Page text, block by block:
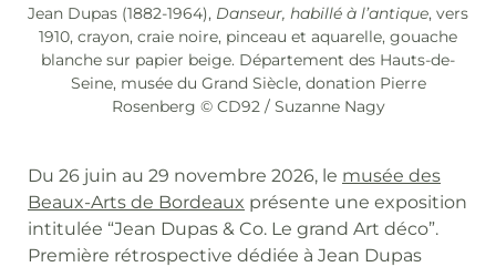
Jean Dupas (1882-1964), Danseur, habillé à l’antique, vers
1910, crayon, craie noire, pinceau et aquarelle, gouache
blanche sur papier beige. Département des Hauts-de-
Seine, musée du Grand Siècle, donation Pierre
Rosenberg © CD92 / Suzanne Nagy
Du 26 juin au 29 novembre 2026, le musée des
Beaux-Arts de Bordeaux présente une exposition
intitulée “Jean Dupas & Co. Le grand Art déco”.
Première rétrospective dédiée à Jean Dupas